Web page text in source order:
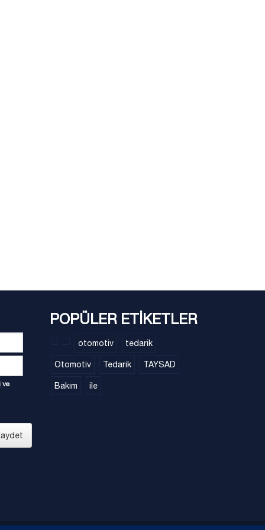
ve
POPÜLER ETİKETLER
otomotiv tedarik
Otomotiv Tedarik TAYSAD
Bakım ile